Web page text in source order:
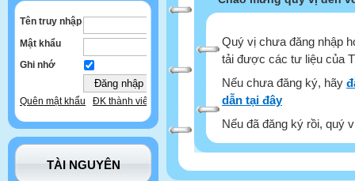
Tên truy nhập
Mật khẩu
Ghi nhớ
Quên mật khẩu ĐK thành viên
TÀI NGUYÊN
Quý vị chưa đăng nhập
tải được các tư liệu của
Nếu chưa đăng ký, hãy
dẫn tại đây
Nếu đã đăng ký rồi, quý